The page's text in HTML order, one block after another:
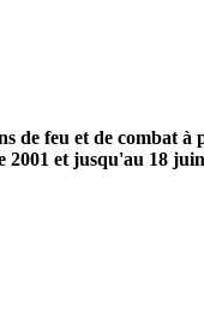
de feu et de
2001 et jusqu'au 18